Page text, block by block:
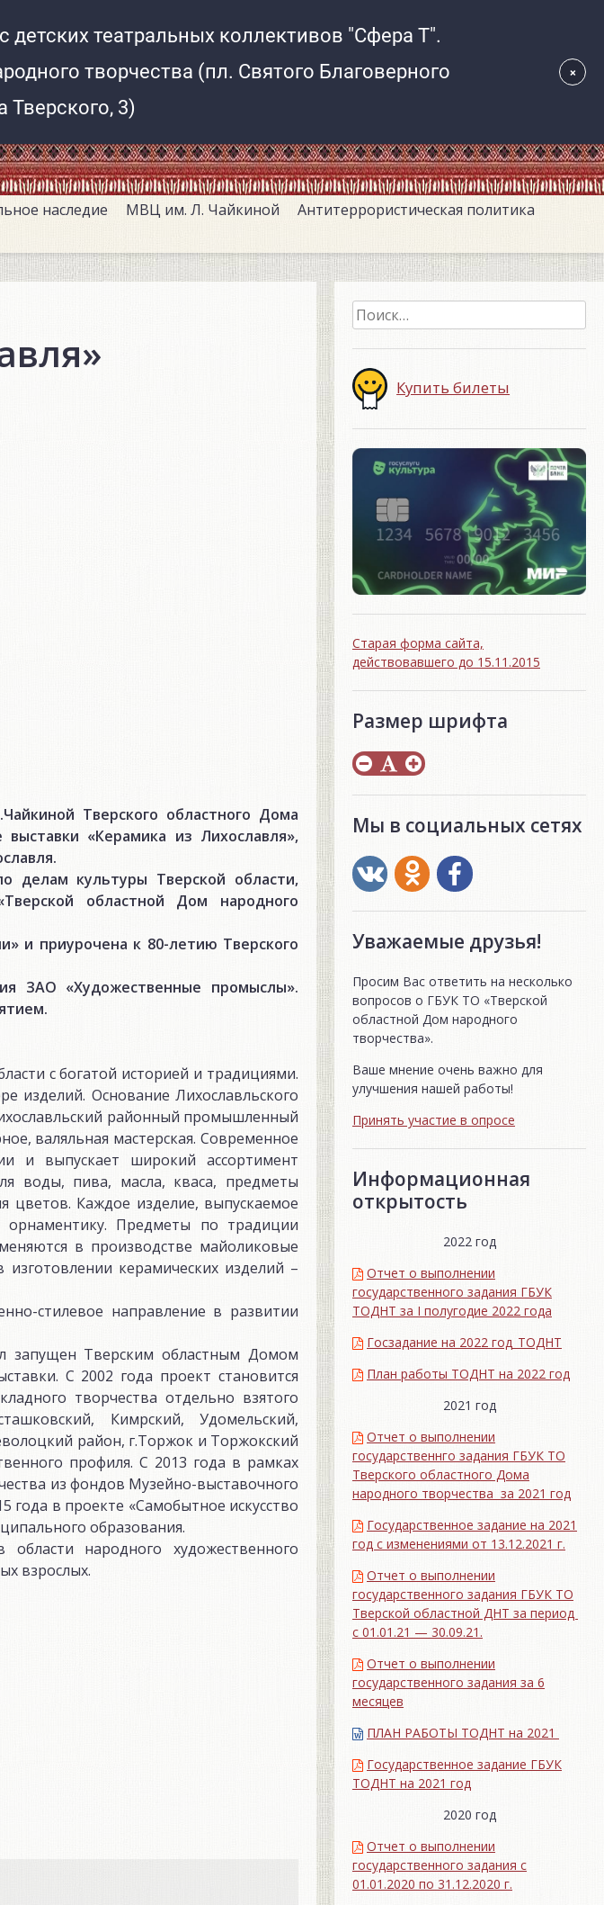
творчества
наследие МВЦ им. Л. Чайкиной
Антитеррористическая политика
Тверского областного Дома
«Керамика из Лихославля»,
делам культуры Тверской области,
областной Дом народного
и приурочена к 80-летию Тверского
ЗАО «Художественные промыслы».
с богатой историей и традициями.
изделий. Основание Лихославльского
районный промышленный
валяльная мастерская. Современное
и выпускает широкий ассортимент
воды, пива, масла, кваса, предметы
цветов. Каждое изделие, выпускаемое
Предметы по традиции
в производстве майоликовые
керамических изделий –
стилевое направление в развитии
запущен Тверским областным Домом
С 2002 года проект становится
творчества отдельно взятого
Кимрский, Удомельский,
район, г.Торжок и Торжокский
профиля. С 2013 года в рамках
из фондов Музейно-выставочного
года в проекте «Самобытное искусство
образования.
народного художественного
взрослых.
Найти:
Купить билеты
Старая форма сайта,
действовавшего до 15.11.2015
Размер шрифта
Мы в социальных сетях
Уважаемые друзья!
Просим Вас ответить на несколько
вопросов о ГБУК ТО «Тверской
областной Дом народного
творчества».
Ваше мнение очень важно для
улучшения нашей работы!
Принять участие в опросе
Информационная
открытость
2022 год
Отчет о выполнении
государственного задания ГБУК
ТОДНТ за I полугодие 2022 года
Госзадание на 2022 год_ТОДНТ
План работы ТОДНТ на 2022 год
2021 год
Отчет о выполнении
государственнго задания ГБУК ТО
Тверского областного Дома
народного творчества за 2021 год
Государственное задание на 2021
год с изменениями от 13.12.2021 г.
Отчет о выполнении
государственного задания ГБУК ТО
Тверской областной ДНТ за период
с 01.01.21 — 30.09.21.
Отчет о выполнении
государственного задания за 6
месяцев
ПЛАН РАБОТЫ ТОДНТ на 2021
Государственное задание ГБУК
ТОДНТ на 2021 год
2020 год
Отчет о выполнении
государственного задания с
01.01.2020 по 31.12.2020 г.